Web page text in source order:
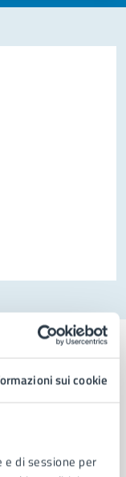
sui cookie
di sessione per